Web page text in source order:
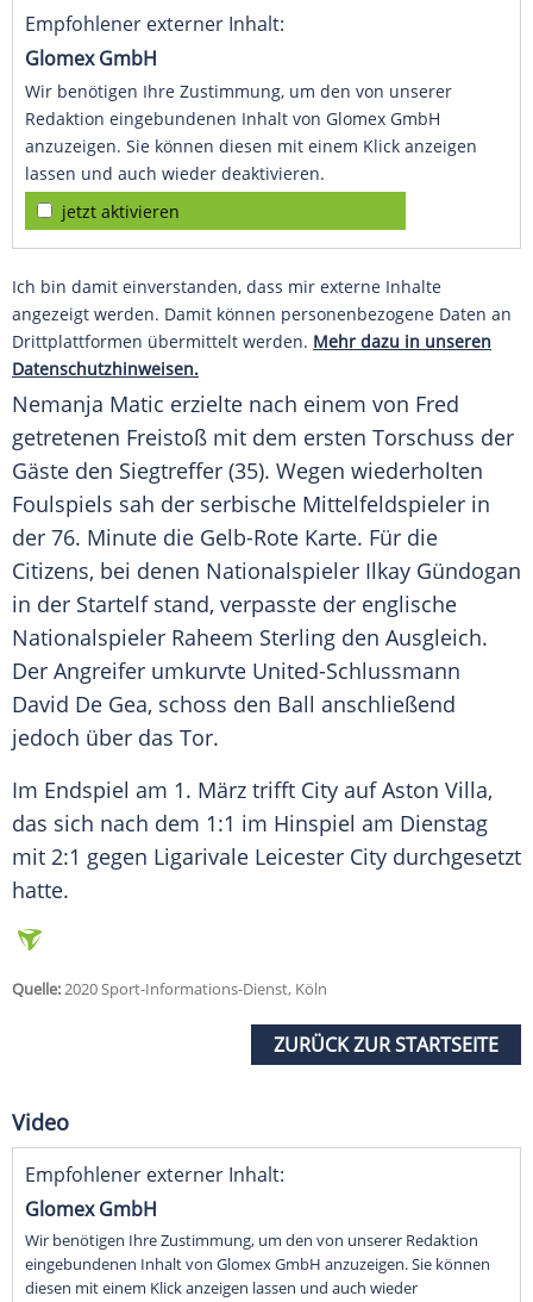
Empfohlener externer Inhalt:
Glomex GmbH
Wir benötigen Ihre Zustimmung, um den von unserer
Redaktion eingebundenen Inhalt von Glomex GmbH
anzuzeigen. Sie können diesen mit einem Klick anzeigen
lassen und auch wieder deaktivieren.
jetzt aktivieren
Ich bin damit einverstanden, dass mir externe Inhalte
angezeigt werden. Damit können personenbezogene Daten an
Drittplattformen übermittelt werden. Mehr dazu in unseren
Datenschutzhinweisen.
Nemanja Matic erzielte nach einem von Fred
getretenen Freistoß mit dem ersten Torschuss der
Gäste den Siegtreffer (35). Wegen wiederholten
Foulspiels sah der serbische Mittelfeldspieler in
der 76. Minute die Gelb-Rote Karte. Für die
Citizens, bei denen Nationalspieler Ilkay Gündogan
in der Startelf stand, verpasste der englische
Nationalspieler Raheem Sterling den Ausgleich.
Der Angreifer umkurvte United-Schlussmann
David De Gea, schoss den Ball anschließend
jedoch über das Tor.
Im Endspiel am 1. März trifft City auf Aston Villa,
das sich nach dem 1:1 im Hinspiel am Dienstag
mit 2:1 gegen Ligarivale Leicester City durchgesetzt
hatte.
Quelle:2020 Sport-Informations-Dienst, Köln
ZURÜCK ZUR STARTSEITE
Video
Empfohlener externer Inhalt:
Glomex GmbH
Wir benötigen Ihre Zustimmung, um den von unserer Redaktion
eingebundenen Inhalt von Glomex GmbH anzuzeigen. Sie können
diesen mit einem Klick anzeigen lassen und auch wieder